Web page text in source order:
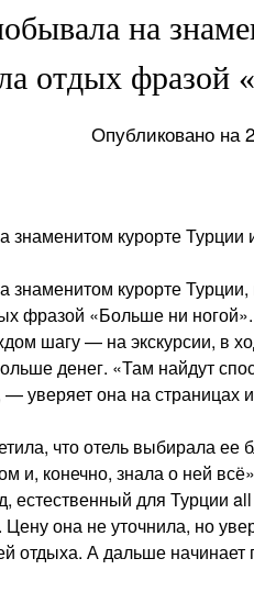
на
отдых фразой
Опубликовано на
знаменитом курорте
знаменитом курорте
фразой «Больше ни
шагу — на экскурсии,
денег. «Там найдут
— уверяет она на
что отель выбирала ее
и, конечно, знала о ней
естественный для Турции
она не уточнила, но
отдыха. А дальше